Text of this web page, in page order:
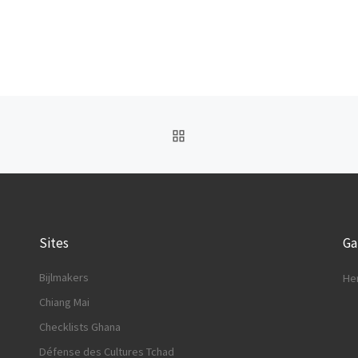
Sites
Bijlmakers
Chiang Mai
Checklists Ghana
Défense des Cultures Tchad